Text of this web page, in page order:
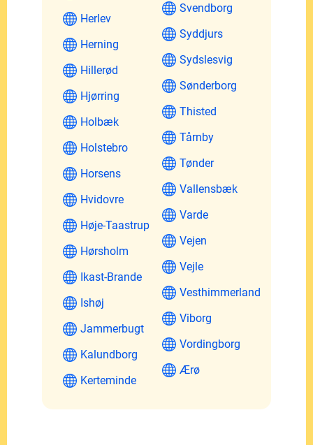
Herlev
Herning
Hillerød
Hjørring
Holbæk
Holstebro
Horsens
Hvidovre
Høje-Taastrup
Hørsholm
Ikast-Brande
Ishøj
Jammerbugt
Kalundborg
Kerteminde
Svendborg
Syddjurs
Sydslesvig
Sønderborg
Thisted
Tårnby
Tønder
Vallensbæk
Varde
Vejen
Vejle
Vesthimmerland
Viborg
Vordingborg
Ærø